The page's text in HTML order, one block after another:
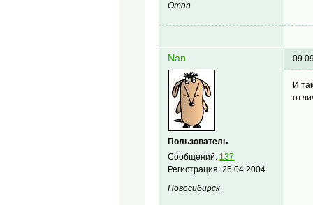
Oman
Nan
Пользователь
Сообщений: 137
Регистрация:26.04.2004
Новосибирск
И